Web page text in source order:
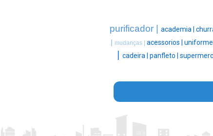
purificador | academia |
mudanças | acessorios |
| cadeira | panfleto |